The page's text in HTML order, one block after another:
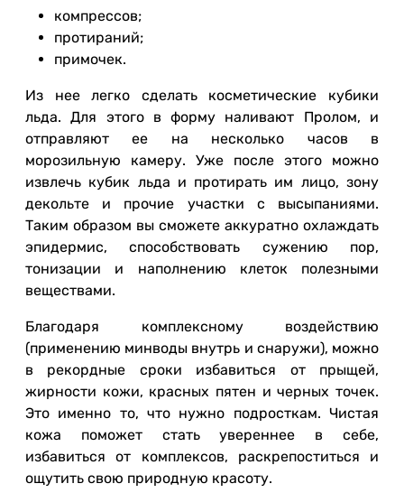
компрессов;
протираний;
примочек.
Из нее легко сделать косметические кубики
льда. Для этого в форму наливают Пролом, и
отправляют ее на несколько часов в
морозильную камеру. Уже после этого можно
извлечь кубик льда и протирать им лицо, зону
декольте и прочие участки с высыпаниями.
Таким образом вы сможете аккуратно охлаждать
эпидермис, способствовать сужению пор,
тонизации и наполнению клеток полезными
веществами.
Благодаря комплексному воздействию
(применению минводы внутрь и снаружи), можно
в рекордные сроки избавиться от прыщей,
жирности кожи, красных пятен и черных точек.
Это именно то, что нужно подросткам. Чистая
кожа поможет стать увереннее в себе,
избавиться от комплексов, раскрепоститься и
ощутить свою природную красоту.